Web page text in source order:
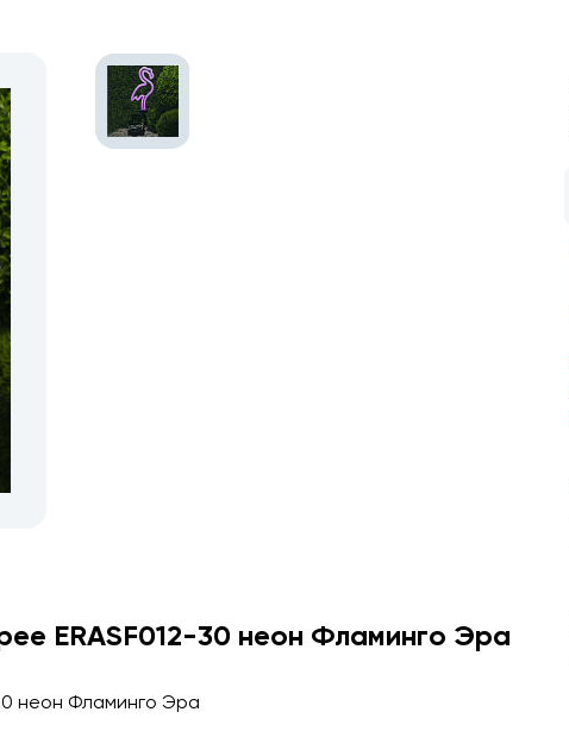
ERASF012-30 неон Фламинго Эра
неон Фламинго Эра